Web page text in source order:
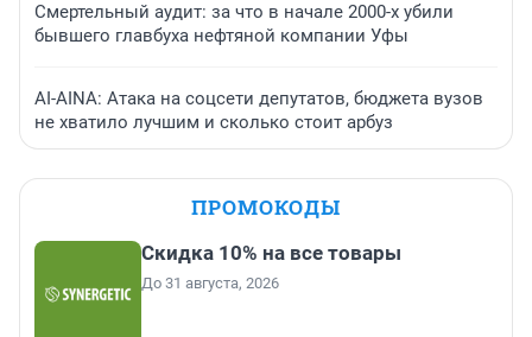
Смертельный аудит: за что в начале 2000-х убили
бывшего главбуха нефтяной компании Уфы
AI-AINA: Атака на соцсети депутатов, бюджета вузов
не хватило лучшим и сколько стоит арбуз
ПРОМОКОДЫ
Скидка 10% на все товары
До 31 августа, 2026